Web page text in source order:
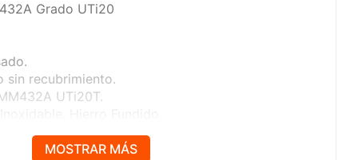
Grado UTi20
sin recubrimiento.
UTi20T.
MOSTRAR MÁS